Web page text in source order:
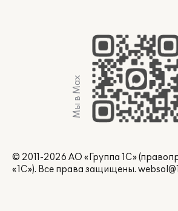
Мы в Max
© 2011-2026 АО «Группа 1С»
«1С»). Все права защищены.